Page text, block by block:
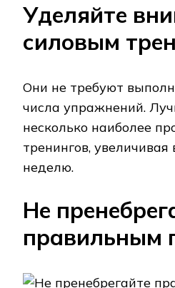
Уделяйте
силовым
Они не требуют
числа упражнений.
несколько наиболее
тренингов,
неделю.
Не
правильным